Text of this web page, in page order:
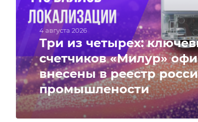
Три из четырех:
счетчиков «Милур»
внесены в реестр
промышлености
4 августа 2026